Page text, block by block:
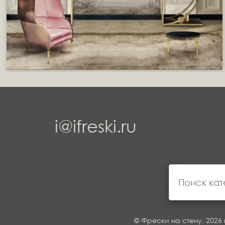
i@ifreski.ru
© Фрески на стену, 2026